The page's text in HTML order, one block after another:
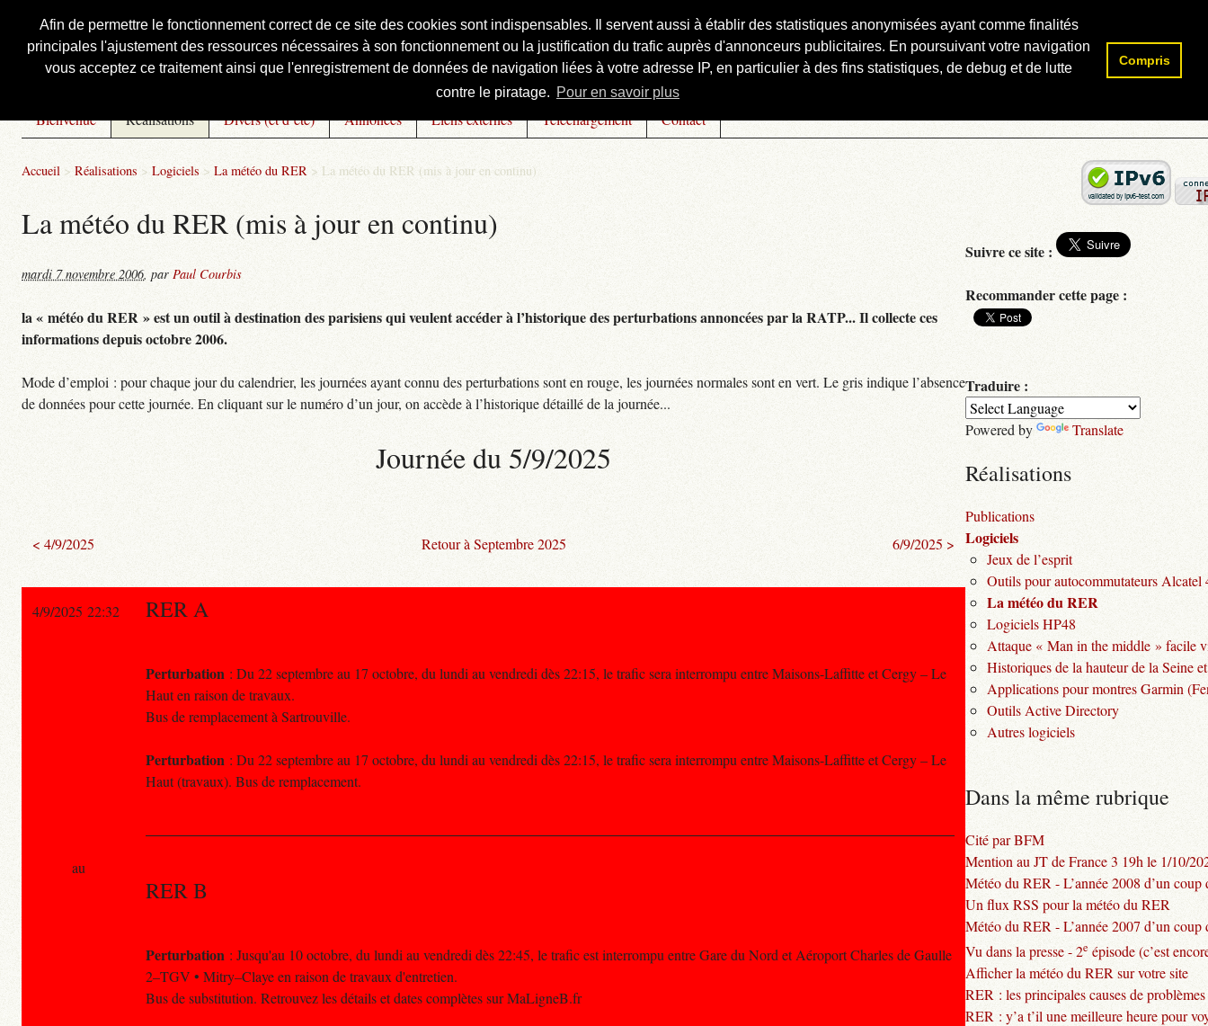
Afin de permettre le fonctionnement correct de ce site des cookies sont indispensables. Il servent aussi à établir des statistiques anonymisées ayant comme finalités
principales l'ajustement des ressources nécessaires à son fonctionnement ou la justification du trafic auprès d'annonceurs publicitaires. En poursuivant votre navigation
vous acceptez ce traitement ainsi que l'enregistrement de données de navigation liées à votre adresse IP, en particulier à des fins statistiques, de debug et de lutte
contre le piratage. Pour en savoir plus
Compris
Courbis, « LE » Blog Officiel
Bienvenue Réalisations Divers (et d’été) Annonces Liens externes Téléchargement Contact
Accueil > Réalisations > Logiciels > La météo du RER > La météo du RER (mis à jour en continu)
La météo du RER (mis à jour en continu)
mardi 7 novembre 2006, par Paul Courbis
la « météo du RER » est un outil à destination des parisiens qui veulent accéder à l’historique des perturbations annoncées par la RATP... Il collecte ces
informations depuis octobre 2006.
Mode d’emploi : pour chaque jour du calendrier, les journées ayant connu des perturbations sont en rouge, les journées normales sont en vert. Le gris indique l’absence
de données pour cette journée. En cliquant sur le numéro d’un jour, on accède à l’historique détaillé de la journée...
Journée du 5/9/2025
< 4/9/2025 Retour à Septembre 2025 6/9/2025 >
4/9/2025 22:32 RER A
Perturbation : Du 22 septembre au 17 octobre, du lundi au vendredi dès 22:15, le trafic sera interrompu entre Maisons-Laffitte et Cergy – Le
Haut en raison de travaux.
Bus de remplacement à Sartrouville.
Perturbation : Du 22 septembre au 17 octobre, du lundi au vendredi dès 22:15, le trafic sera interrompu entre Maisons-Laffitte et Cergy – Le
Haut (travaux). Bus de remplacement.
RER B
Perturbation : Jusqu'au 10 octobre, du lundi au vendredi dès 22:45, le trafic est interrompu entre Gare du Nord et Aéroport Charles de Gaulle
2–TGV • Mitry–Claye en raison de travaux d'entretien.
Bus de substitution. Retrouvez les détails et dates complètes sur MaLigneB.fr
au
Rechercher :
Suivre ce site :
Recommander cette page :
Traduire :
Powered by Translate
Réalisations
Publications
Logiciels
Jeux de l’esprit
Outils pour autocommutateurs Alcatel
La météo du RER
Logiciels HP48
Attaque « Man in the middle » facile
Historiques de la hauteur de la Seine
Applications pour montres Garmin
Outils Active Directory
Autres logiciels
Dans la même rubrique
Cité par BFM
Mention au JT de France 3 19h le 1/10/
Météo du RER - L’année 2008 d’un coup
Un flux RSS pour la météo du RER
Météo du RER - L’année 2007 d’un coup
Vu dans la presse - 2e épisode (c’est
Afficher la météo du RER sur votre site
RER : les principales causes de problèmes
RER : y’a t’il une meilleure heure pour